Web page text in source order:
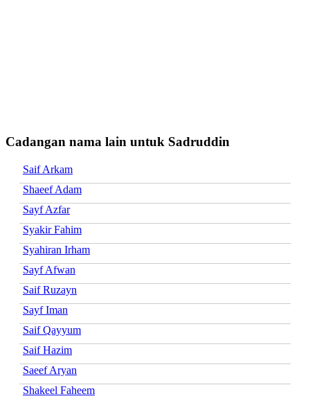
Cadangan nama lain untuk Sadruddin
Saif Arkam
Shaeef Adam
Sayf Azfar
Syakir Fahim
Syahiran Irham
Sayf Afwan
Saif Ruzayn
Sayf Iman
Saif Qayyum
Saif Hazim
Saeef Aryan
Shakeel Faheem